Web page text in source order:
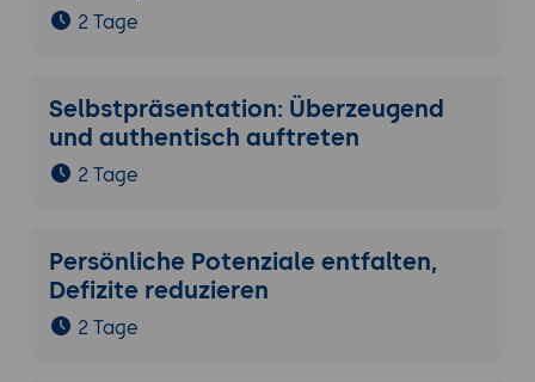
2 Tage
Selbstpräsentation: Überzeugend
und authentisch auftreten
2 Tage
Persönliche Potenziale entfalten,
Defizite reduzieren
2 Tage